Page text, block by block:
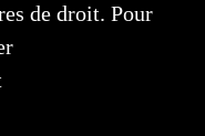
de droit. Pour